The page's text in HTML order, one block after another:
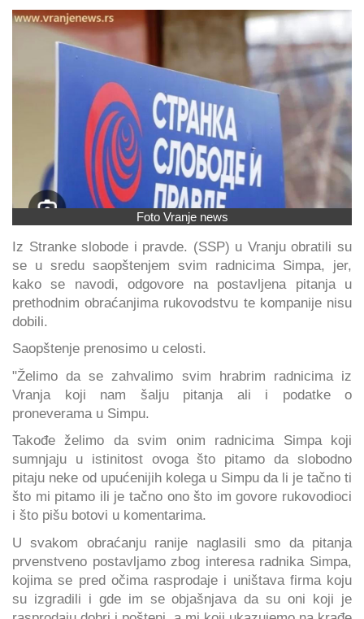
Foto Vranje news
Iz Stranke slobode i pravde. (SSP) u Vranju obratili su
se u sredu saopštenjem svim radnicima Simpa, jer,
kako se navodi, odgovore na postavljena pitanja u
prethodnim obraćanjima rukovodstvu te kompanije nisu
dobili.
Saopštenje prenosimo u celosti.
"Želimo da se zahvalimo svim hrabrim radnicima iz
Vranja koji nam šalju pitanja ali i podatke o
proneverama u Simpu.
Takođe želimo da svim onim radnicima Simpa koji
sumnjaju u istinitost ovoga što pitamo da slobodno
pitaju neke od upućenijih kolega u Simpu da li je tačno ti
što mi pitamo ili je tačno ono što im govore rukovodioci
i što pišu botovi u komentarima.
U svakom obraćanju ranije naglasili smo da pitanja
prvenstveno postavljamo zbog interesa radnika Simpa,
kojima se pred očima rasprodaje i uništava firma koju
su izgradili i gde im se objašnjava da su oni koji je